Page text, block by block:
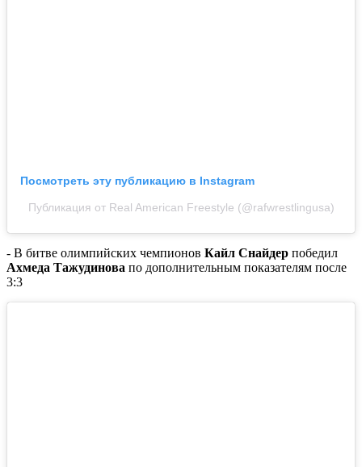
Посмотреть эту публикацию в Instagram
Публикация от Real American Freestyle (@rafwrestlingusa)
- В битве олимпийских чемпионов Кайл Снайдер победил
Ахмеда Тажудинова по дополнительным показателям после
3:3